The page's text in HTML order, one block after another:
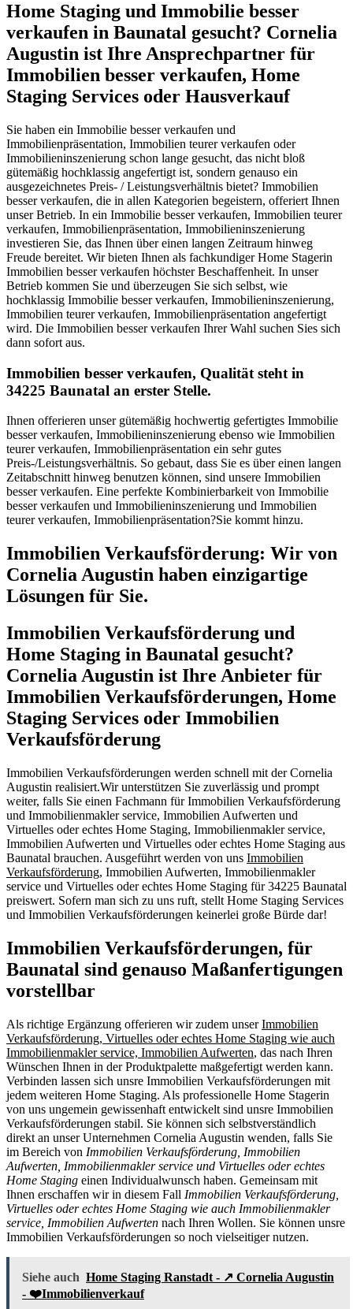
Home Staging und Immobilie besser
verkaufen in Baunatal gesucht? Cornelia
Augustin ist Ihre Ansprechpartner für
Immobilien besser verkaufen, Home
Staging Services oder Hausverkauf
Sie haben ein Immobilie besser verkaufen und
Immobilienpräsentation, Immobilien teurer verkaufen oder
Immobilieninszenierung schon lange gesucht, das nicht bloß
gütemäßig hochklassig angefertigt ist, sondern genauso ein
ausgezeichnetes Preis- / Leistungsverhältnis bietet? Immobilien
besser verkaufen, die in allen Kategorien begeistern, offeriert Ihnen
unser Betrieb. In ein Immobilie besser verkaufen, Immobilien teurer
verkaufen, Immobilienpräsentation, Immobilieninszenierung
investieren Sie, das Ihnen über einen langen Zeitraum hinweg
Freude bereitet. Wir bieten Ihnen als fachkundiger Home Stagerin
Immobilien besser verkaufen höchster Beschaffenheit. In unser
Betrieb kommen Sie und überzeugen Sie sich selbst, wie
hochklassig Immobilie besser verkaufen, Immobilieninszenierung,
Immobilien teurer verkaufen, Immobilienpräsentation angefertigt
wird. Die Immobilien besser verkaufen Ihrer Wahl suchen Sies sich
dann sofort aus.
Immobilien besser verkaufen, Qualität steht in
34225 Baunatal an erster Stelle.
Ihnen offerieren unser gütemäßig hochwertig gefertigtes Immobilie
besser verkaufen, Immobilieninszenierung ebenso wie Immobilien
teurer verkaufen, Immobilienpräsentation ein sehr gutes
Preis-/Leistungsverhältnis. So gebaut, dass Sie es über einen langen
Zeitabschnitt hinweg benutzen können, sind unsere Immobilien
besser verkaufen. Eine perfekte Kombinierbarkeit von Immobilie
besser verkaufen und Immobilieninszenierung und Immobilien
teurer verkaufen, Immobilienpräsentation?Sie kommt hinzu.
Immobilien Verkaufsförderung: Wir von
Cornelia Augustin haben einzigartige
Lösungen für Sie.
Immobilien Verkaufsförderung und
Home Staging in Baunatal gesucht?
Cornelia Augustin ist Ihre Anbieter für
Immobilien Verkaufsförderungen, Home
Staging Services oder Immobilien
Verkaufsförderung
Immobilien Verkaufsförderungen werden schnell mit der Cornelia
Augustin realisiert.Wir unterstützen Sie zuverlässig und prompt
weiter, falls Sie einen Fachmann für Immobilien Verkaufsförderung
und Immobilienmakler service, Immobilien Aufwerten und
Virtuelles oder echtes Home Staging, Immobilienmakler service,
Immobilien Aufwerten und Virtuelles oder echtes Home Staging aus
Baunatal brauchen. Ausgeführt werden von uns Immobilien
Verkaufsförderung, Immobilien Aufwerten, Immobilienmakler
service und Virtuelles oder echtes Home Staging für 34225 Baunatal
preiswert. Sofern man sich zu uns ruft, stellt Home Staging Services
und Immobilien Verkaufsförderungen keinerlei große Bürde dar!
Immobilien Verkaufsförderungen, für
Baunatal sind genauso Maßanfertigungen
vorstellbar
Als richtige Ergänzung offerieren wir zudem unserImmobilien
Verkaufsförderung, Virtuelles oder echtes Home Staging wie auch
Immobilienmakler service, Immobilien Aufwerten, das nach Ihren
Wünschen Ihnen in der Produktpalette maßgefertigt werden kann.
Verbinden lassen sich unsre Immobilien Verkaufsförderungen mit
jedem weiteren Home Staging. Als professionelle Home Stagerin
von uns ungemein gewissenhaft entwickelt sind unsre Immobilien
Verkaufsförderungen stabil. Sie können sich selbstverständlich
direkt an unser Unternehmen Cornelia Augustin wenden, falls Sie
im Bereich von Immobilien Verkaufsförderung, Immobilien
Aufwerten, Immobilienmakler service und Virtuelles oder echtes
Home Staging einen Individualwunsch haben. Gemeinsam mit
Ihnen erschaffen wir in diesem Fall Immobilien Verkaufsförderung,
Virtuelles oder echtes Home Staging wie auch Immobilienmakler
service, Immobilien Aufwerten nach Ihren Wollen. Sie können unsre
Immobilien Verkaufsförderungen so noch vielseitiger nutzen.
Siehe auch Home Staging Ranstadt - ↗️ Cornelia Augustin
- ❤️Immobilienverkauf